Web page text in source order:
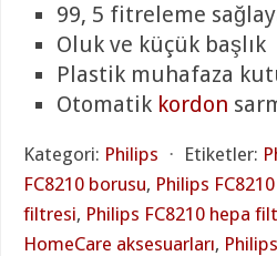
99, 5 fitreleme
Oluk ve küçük başlık
Plastik muhafaza
Otomatik kordon
Kategori: Philips ⋅ Etiketler:
FC8210 borusu, Philips
filtresi, Philips FC8210 hepa
HomeCare aksesuarları,